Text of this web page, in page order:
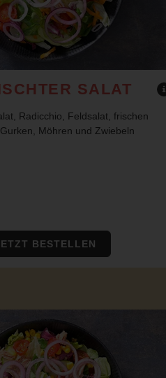
SALAT
Radicchio, Feldsalat, frischen
Möhren und Zwiebeln
BESTELLEN